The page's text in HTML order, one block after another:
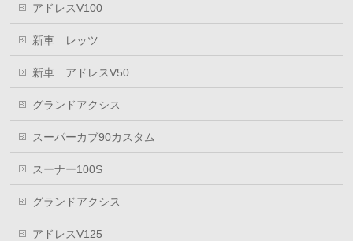
アドレスV100
新車 レッツ
新車 アドレスV50
グランドアクシス
スーパーカブ90カスタム
スーナー100S
グランドアクシス
アドレスV125